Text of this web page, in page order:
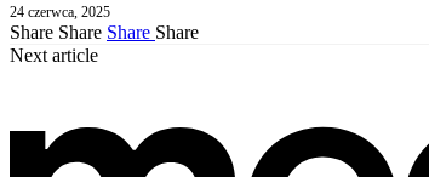
24 czerwca, 2025
Share Share Share Share
Next article